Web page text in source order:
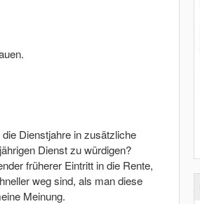
Dienstjahre in zusätzliche
Dienst zu würdigen?
früherer Eintritt in die Rente,
weg sind, als man diese
Meinung.